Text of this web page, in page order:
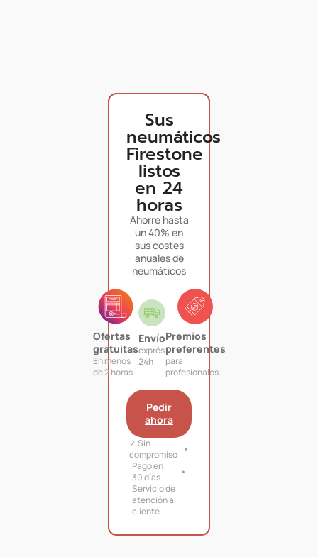
Sus
neumáticos
Firestone
listos
en 24
horas
Ahorre hasta
un 40% en
sus costes
anuales de
neumáticos
Ofertas
gratuitas
En menos
de 2 horas
Envío
exprés
24h
Premios
preferentes
para
profesionales
Pedir
ahora
✓ Sin
compromiso
Pago en
30 días
Servicio de
atención al
cliente